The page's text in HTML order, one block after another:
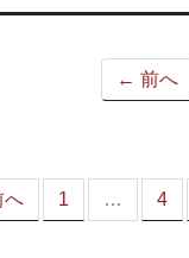
← 前へ
1 … 4